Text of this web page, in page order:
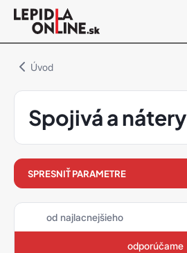
Priemyselné
lepidlá
Loctite
Úvod
Spojivá a nátery
filter
produktov
SPRESNIŤ PARAMETRE
odporúčame
od najlacnejšieho